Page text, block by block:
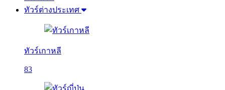
ทัวร์ต่างประเทศ
ทัวร์เกาหลี
83